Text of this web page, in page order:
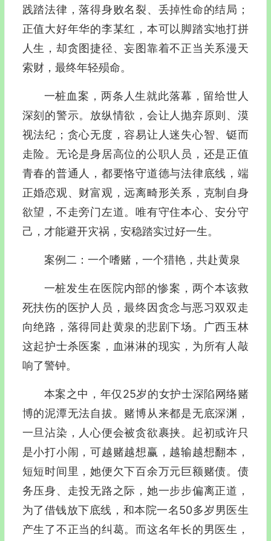
践踏法律，落得身败名裂、丢掉性命的结局；
正值大好年华的李某红，本可以脚踏实地打拼
人生，却贪图捷径、妄图靠着不正当关系漫天
索财，最终年轻殒命。
一桩血案，两条人生就此落幕，留给世人
深刻的警示。放纵情欲，会让人抛弃原则、漠
视法纪；贪心无度，容易让人迷失心智、铤而
走险。无论是身居高位的公职人员，还是正值
青春的普通人，都要恪守道德与法律底线，端
正婚恋观、财富观，远离畸形关系，克制自身
欲望，不走旁门左道。唯有守住本心、安分守
己，才能避开灾祸，安稳踏实过好一生。
案例二：一个嗜赌，一个猎艳，共赴黄泉
一桩发生在医院内部的惨案，两个本该救
死扶伤的医护人员，最终因贪念与恶习双双走
向绝路，落得同赴黄泉的悲剧下场。广西玉林
这起护士杀医案，血淋淋的现实，为所有人敲
响了警钟。
本案之中，年仅25岁的女护士深陷网络赌
博的泥潭无法自拔。赌博从来都是无底深渊，
一旦沾染，人心便会被贪欲裹挟。起初或许只
是小打小闹，可越赌越想赢，越输越想翻本，
短短时间里，她便欠下百余万元巨额赌债。债
务压身、走投无路之际，她一步步偏离正道，
为了借钱放下底线，和本院一名50多岁男医生
产生了不正当的纠葛。而这名年长的男医生，